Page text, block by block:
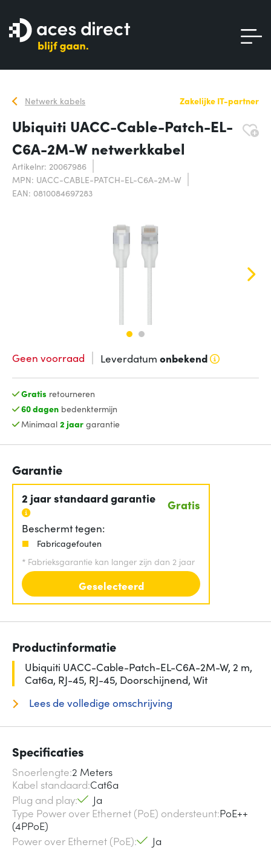
Netwerk kabels Zakelijke IT-partner
Ubiquiti UACC-Cable-Patch-EL-
C6A-2M-W netwerkkabel
Artikelnr: 20067986
MPN: UACC-CABLE-PATCH-EL-C6A-2M-W
EAN: 0810084697283
Geen voorraad Leverdatum onbekend
Gratis retourneren
60 dagenbedenktermijn
Minimaal 2 jaargarantie
Garantie
2 jaar standaard garantie Gratis
Beschermt tegen:
Fabricagefouten
* Fabrieksgarantie kan langer zijn dan 2 jaar
Geselecteerd
Productinformatie
Ubiquiti UACC-Cable-Patch-EL-C6A-2M-W, 2 m,
Cat6a, RJ-45, RJ-45, Doorschijnend, Wit
Lees de volledige omschrijving
Specificaties
Snoerlengte 2 Meters
Kabel standaard Cat6a
Plug and play
Ja
Type Power over Ethernet (PoE) ondersteunt PoE++
(4PPoE)
Power over Ethernet (PoE)
Ja